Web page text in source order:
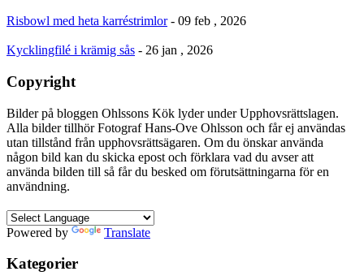
Risbowl med heta karréstrimlor - 09 feb , 2026
Kycklingfilé i krämig sås - 26 jan , 2026
Copyright
Bilder på bloggen Ohlssons Kök lyder under Upphovsrättslagen.
Alla bilder tillhör Fotograf Hans-Ove Ohlsson och får ej användas
utan tillstånd från upphovsrättsägaren. Om du önskar använda
någon bild kan du skicka epost och förklara vad du avser att
använda bilden till så får du besked om förutsättningarna för en
användning.
Powered by Translate
Kategorier